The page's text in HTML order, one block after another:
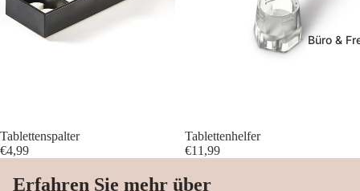
Büro &
Tablettenspalter
€4,99
Tablettenhelfer
€11,99
Erfahren Sie mehr über